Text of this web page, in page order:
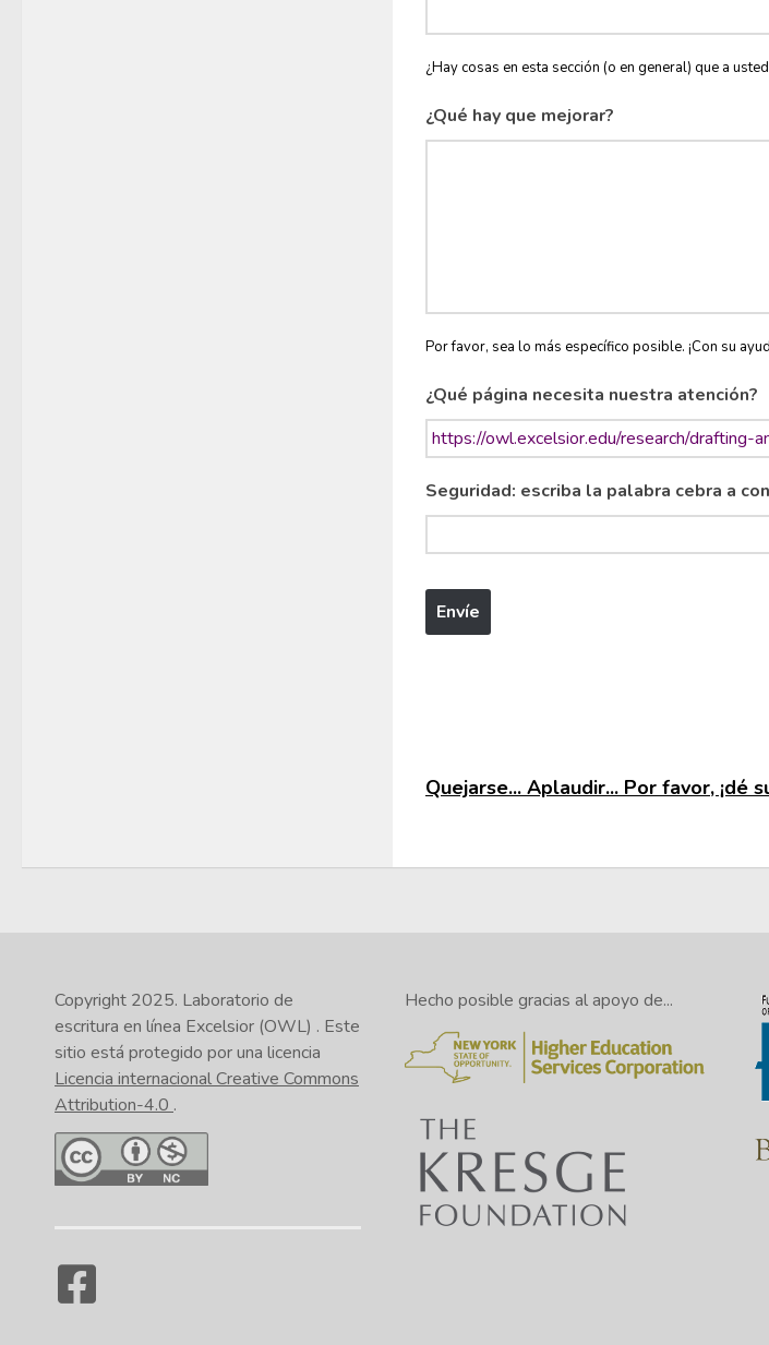
¿Hay cosas en esta sección (o en general) que a
¿Qué hay que mejorar?
Por favor, sea lo más específico posible. ¡Con su
¿Qué página necesita nuestra atención?
Seguridad: escriba la palabra cebra a
Quejarse... Aplaudir... Por favor, ¡dé
Copyright 2025. Laboratorio de
escritura en línea Excelsior (OWL) . Este
sitio está protegido por una licencia
Licencia internacional Creative Commons
Attribution-4.0 .
Hecho posible gracias al apoyo de...